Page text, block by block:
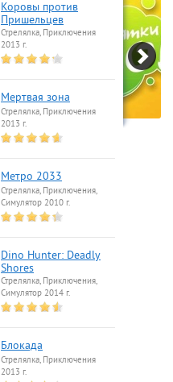
Коровы против
Пришельцев
Стрелялка, Приключения
2013 г.
Мертвая зона
Стрелялка, Приключения
2013 г.
Метро 2033
Стрелялка, Приключения,
Симулятор 2010 г.
Dino Hunter: Deadly
Shores
Стрелялка, Приключения,
Симулятор 2014 г.
Блокада
Стрелялка, Приключения
2013 г.